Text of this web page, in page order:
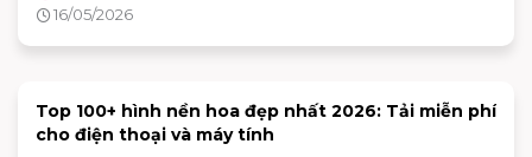
16/05/2026
Top 100+ hình nền hoa đẹp nhất 2026: Tải miễn phí
cho điện thoại và máy tính